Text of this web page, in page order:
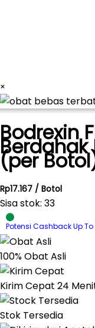
×
Bodrexin
(per
Rp17.167 / Botol
Sisa stok: 33
Potensi Cashback Up To
100% Obat Asli
Kirim Cepat 24
Stok Tersedia